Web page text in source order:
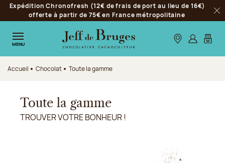
Aller à la navigation
Aller au contenu principal
Aller au pied de page
Expédition Chronofresh (12€ de frais de port au lieu de 16€)
offerte à partir de 75€ en France métropolitaine
MENU Nos boutiques
S’identifier
Mon
Accueil Chocolat Toute la gamme
Toute la gamme
TROUVER VOTRE BONHEUR !